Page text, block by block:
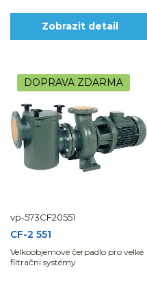
Zobrazit detail
DOPRAVA ZDARMA
vp-573CF20551
CF-2 551
Velkoobjemové čerpadlo pro velké
filtrační systémy